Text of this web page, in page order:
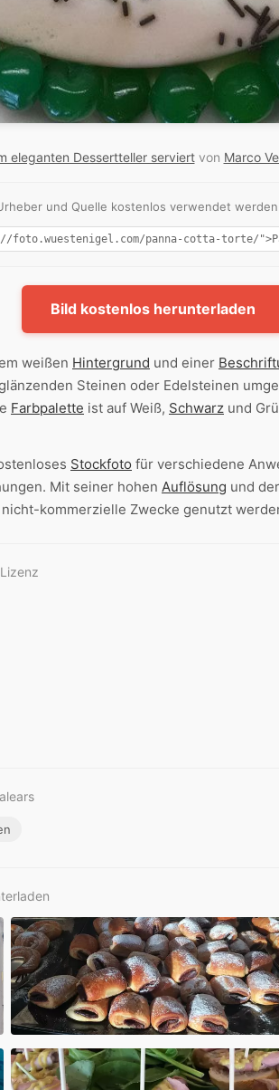
eleganten Dessertteller serviertvon Marco
und Quelle kostenlos verwendet werden.
Bild kostenlos herunterladen
weißen Hintergrund und einer
Steinen oder Edelsteinen
Farbpalette ist auf Weiß, Schwarz und
Stockfoto für verschiedene
Mit seiner hohen Auflösung und
kommerzielle Zwecke genutzt